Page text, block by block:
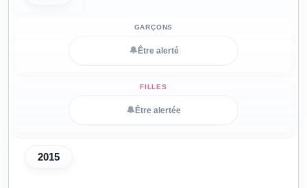
🔔 Être alerté
🔔 Être alertée
2015